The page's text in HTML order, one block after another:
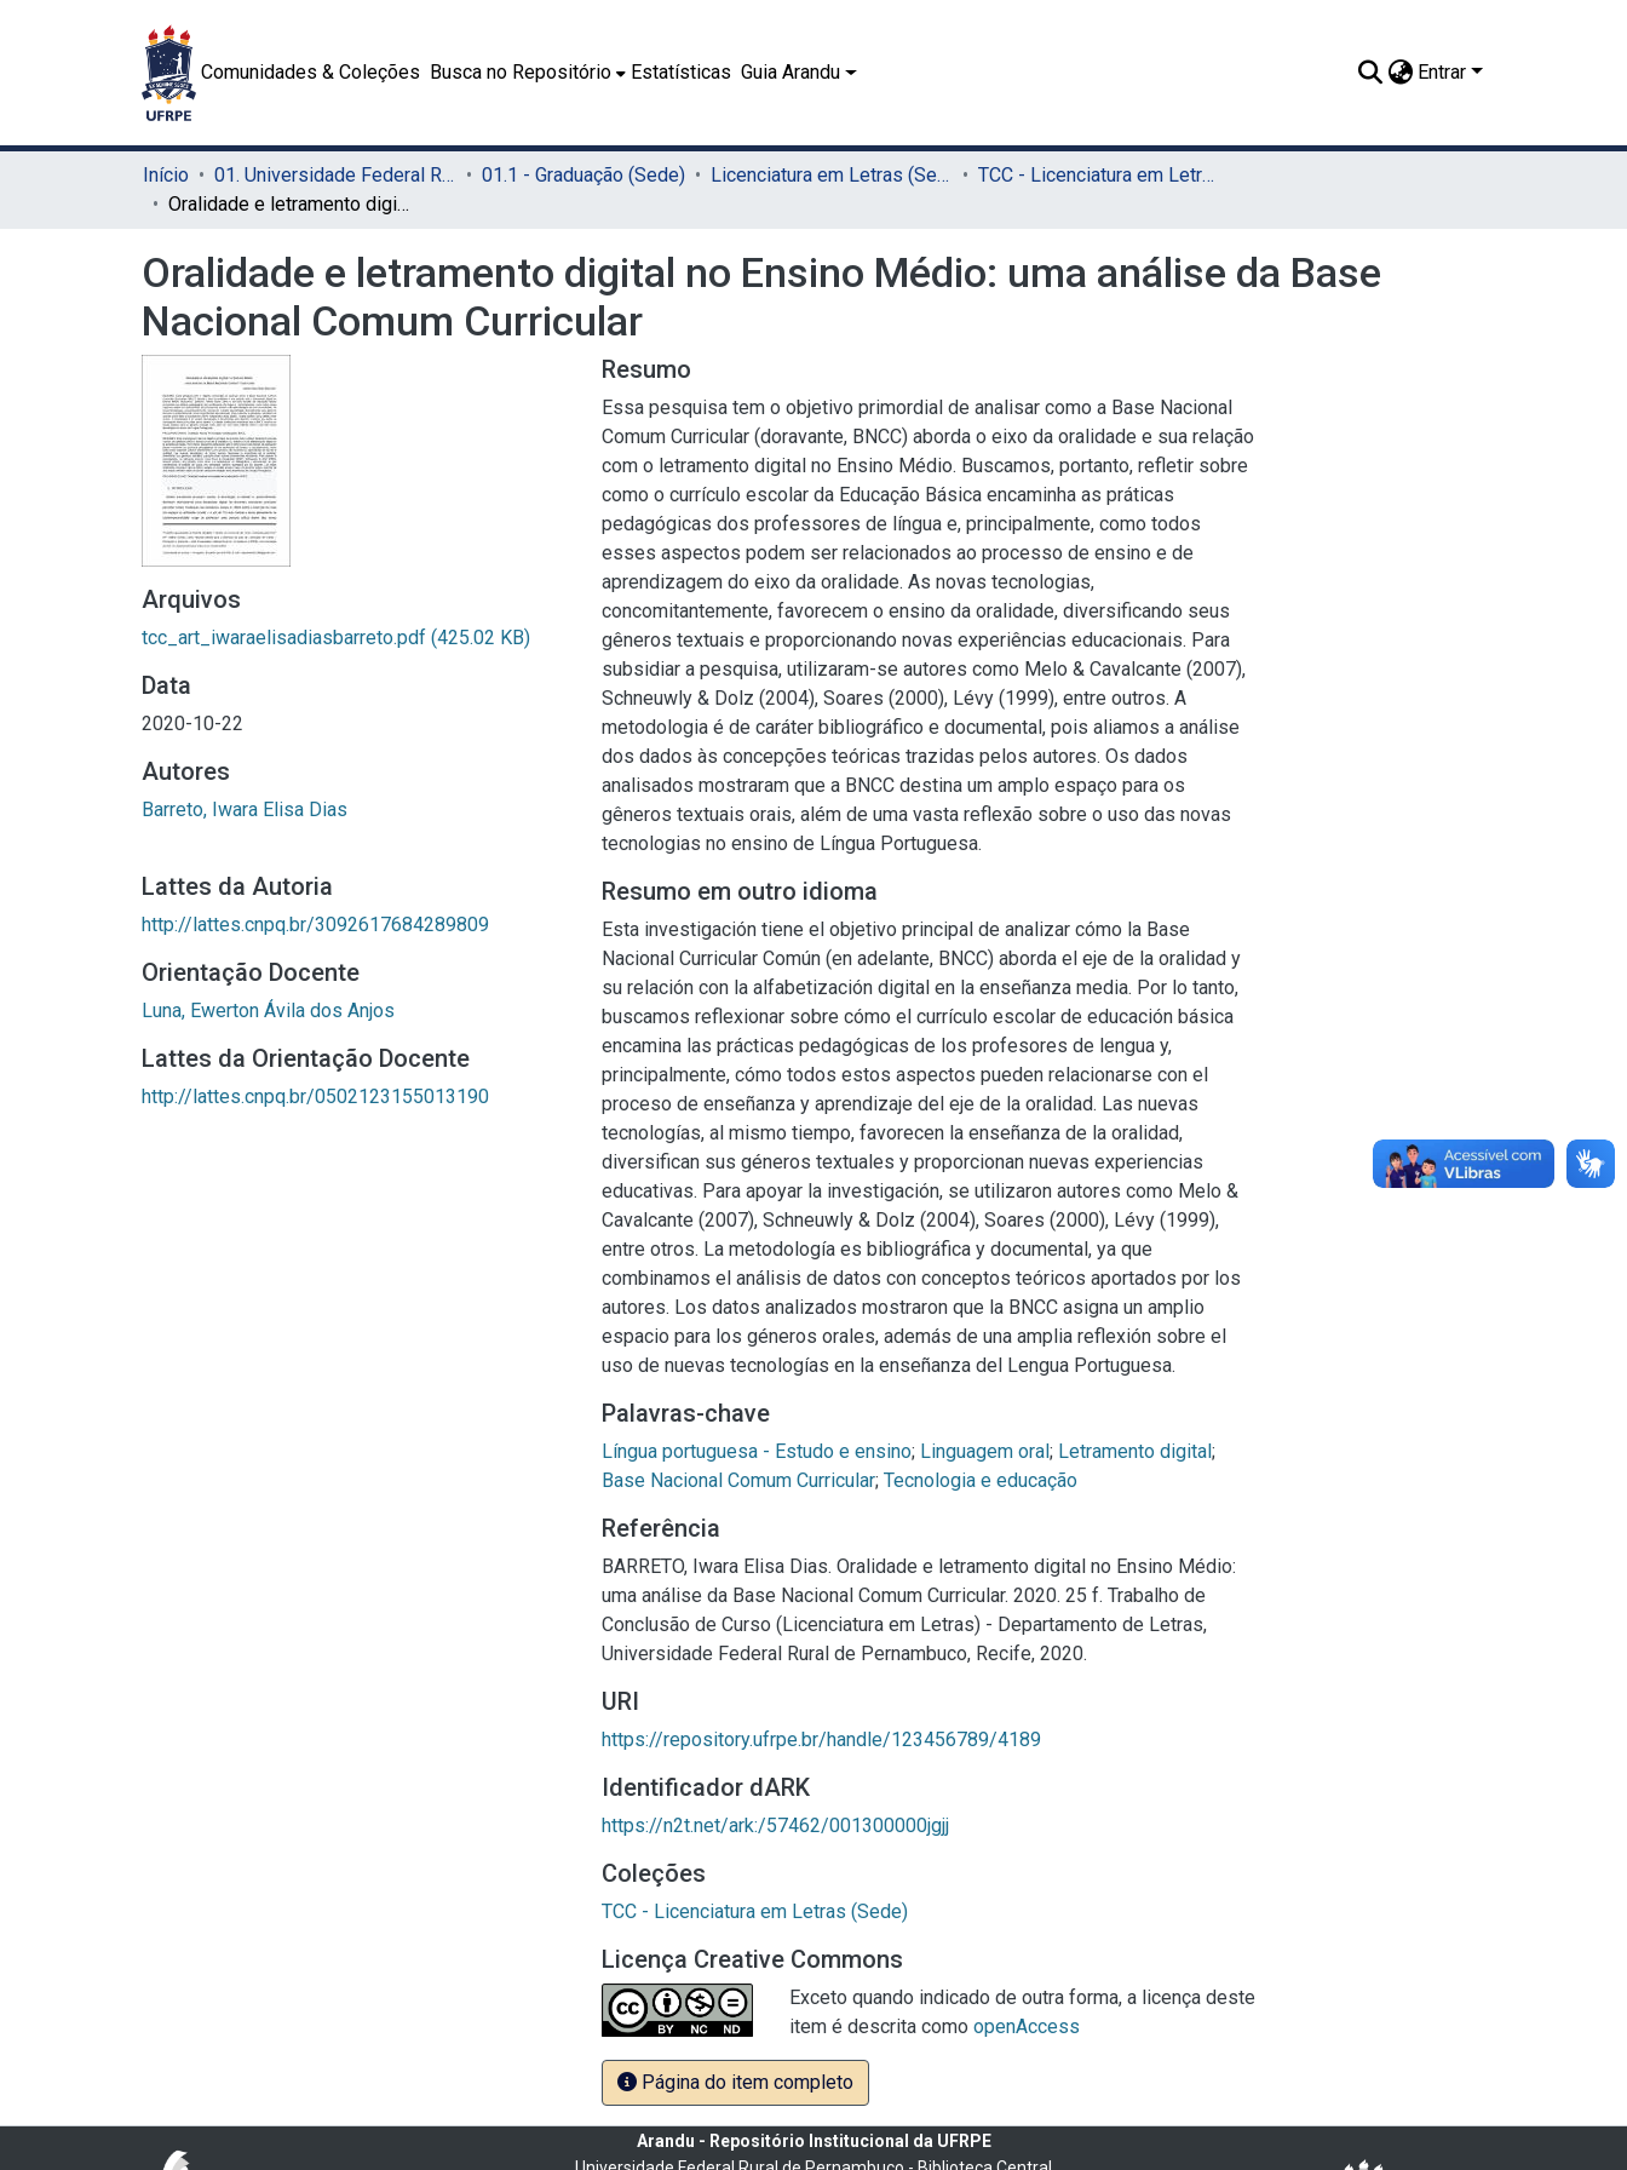
Comunidades & Coleções Busca no Repositório Estatísticas Guia Arandu Entrar
Início 01. Universidade Federal Rural de Pernambuco - UFRPE (Sede) 01.1 - Graduação (Sede) Licenciatura em Letras (Sede)
TCC - Licenciatura em Letras (Sede)
Oralidade e letramento digital no Ensino Médio: uma análise da Base Nacional Comum Curricular
Oralidade e letramento digital no Ensino Médio: uma análise da Base
Nacional Comum Curricular
Arquivos
tcc_art_iwaraelisadiasbarreto.pdf (425.02 KB)
Data
2020-10-22
Autores
Barreto, Iwara Elisa Dias
Lattes da Autoria
http://lattes.cnpq.br/3092617684289809
Orientação Docente
Luna, Ewerton Ávila dos Anjos
Lattes da Orientação Docente
http://lattes.cnpq.br/0502123155013190
Resumo
Essa pesquisa tem o objetivo primordial de analisar como a Base Nacional
Comum Curricular (doravante, BNCC) aborda o eixo da oralidade e sua relação
com o letramento digital no Ensino Médio. Buscamos, portanto, refletir sobre
como o currículo escolar da Educação Básica encaminha as práticas
pedagógicas dos professores de língua e, principalmente, como todos
esses aspectos podem ser relacionados ao processo de ensino e de
aprendizagem do eixo da oralidade. As novas tecnologias,
concomitantemente, favorecem o ensino da oralidade, diversificando seus
gêneros textuais e proporcionando novas experiências educacionais. Para
subsidiar a pesquisa, utilizaram-se autores como Melo & Cavalcante (2007),
Schneuwly & Dolz (2004), Soares (2000), Lévy (1999), entre outros. A
metodologia é de caráter bibliográfico e documental, pois aliamos a análise
dos dados às concepções teóricas trazidas pelos autores. Os dados
analisados mostraram que a BNCC destina um amplo espaço para os
gêneros textuais orais, além de uma vasta reflexão sobre o uso das novas
tecnologias no ensino de Língua Portuguesa.
Resumo em outro idioma
Esta investigación tiene el objetivo principal de analizar cómo la Base
Nacional Curricular Común (en adelante, BNCC) aborda el eje de la oralidad y
su relación con la alfabetización digital en la enseñanza media. Por lo tanto,
buscamos reflexionar sobre cómo el currículo escolar de educación básica
encamina las prácticas pedagógicas de los profesores de lengua y,
principalmente, cómo todos estos aspectos pueden relacionarse con el
proceso de enseñanza y aprendizaje del eje de la oralidad. Las nuevas
tecnologías, al mismo tiempo, favorecen la enseñanza de la oralidad,
diversifican sus géneros textuales y proporcionan nuevas experiencias
educativas. Para apoyar la investigación, se utilizaron autores como Melo &
Cavalcante (2007), Schneuwly & Dolz (2004), Soares (2000), Lévy (1999),
entre otros. La metodología es bibliográfica y documental, ya que
combinamos el análisis de datos con conceptos teóricos aportados por los
autores. Los datos analizados mostraron que la BNCC asigna un amplio
espacio para los géneros orales, además de una amplia reflexión sobre el
uso de nuevas tecnologías en la enseñanza del Lengua Portuguesa.
Palavras-chave
Língua portuguesa - Estudo e ensino; Linguagem oral; Letramento digital;
Base Nacional Comum Curricular; Tecnologia e educação
Referência
BARRETO, Iwara Elisa Dias. Oralidade e letramento digital no Ensino Médio:
uma análise da Base Nacional Comum Curricular. 2020. 25 f. Trabalho de
Conclusão de Curso (Licenciatura em Letras) - Departamento de Letras,
Universidade Federal Rural de Pernambuco, Recife, 2020.
URI
https://repository.ufrpe.br/handle/123456789/4189
Identificador dARK
https://n2t.net/ark:/57462/001300000jgjj
Coleções
TCC - Licenciatura em Letras (Sede)
Licença Creative Commons
Exceto quando indicado de outra forma, a licença deste
item é descrita como openAccess
Página do item completo
Arandu - Repositório Institucional da UFRPE